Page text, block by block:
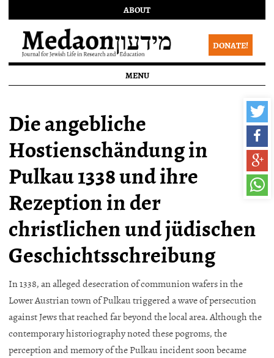
ABOUT
DONATE!
MENU
Die angebliche
Hostienschändung in
Pulkau 1338 und ihre
Rezeption in der
christlichen und jüdischen
Geschichtsschreibung
In 1338, an alleged desecration of communion wafers in the
Lower Austrian town of Pulkau triggered a wave of persecution
against Jews that reached far beyond the local area. Although the
contemporary historiography noted these pogroms, the
perception and memory of the Pulkau incident soon became